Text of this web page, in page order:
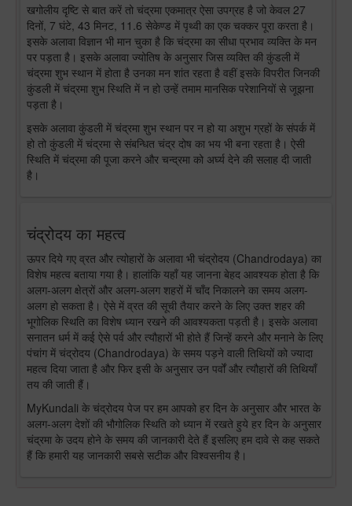
खगोलीय दृष्टि से बात करें तो चंद्रमा एकमात्र ऐसा उपग्रह है जो केवल 27
दिनों, 7 घंटे, 43 मिनट, 11.6 सेकेण्ड में पृथ्वी का एक चक्कर पूरा करता है।
इसके अलावा विज्ञान भी मान चुका है कि चंद्रमा का सीधा प्रभाव व्यक्ति के मन
पर पड़ता है। इसके अलावा ज्योतिष के अनुसार जिस व्यक्ति की कुंडली में
चंद्रमा शुभ स्थान में होता है उनका मन शांत रहता है वहीं इसके विपरीत जिनकी
कुंडली में चंद्रमा शुभ स्थिति में न हो उन्हें तमाम मानसिक परेशानियों से जूझना
पड़ता है।
इसके अलावा कुंडली में चंद्रमा शुभ स्थान पर न हो या अशुभ ग्रहों के संपर्क में
हो तो कुंडली में चंद्रमा से संबन्धित चंद्र दोष का भय भी बना रहता है। ऐसी
स्थिति में चंद्रमा की पूजा करने और चन्द्रमा को अर्घ्य देने की सलाह दी जाती
है।
चंद्रोदय का महत्व
ऊपर दिये गए व्रत और त्योहारों के अलावा भी चंद्रोदय (Chandrodaya) का
विशेष महत्व बताया गया है। हालांकि यहाँ यह जानना बेहद आवश्यक होता है कि
अलग-अलग क्षेत्रों और अलग-अलग शहरों में चाँद निकालने का समय अलग-
अलग हो सकता है। ऐसे में व्रत की सूची तैयार करने के लिए उक्त शहर की
भूगोलिक स्थिति का विशेष ध्यान रखने की आवश्यकता पड़ती है। इसके अलावा
सनातन धर्म में कई ऐसे पर्व और त्यौहारों भी होते हैं जिन्हें करने और मनाने के लिए
पंचांग में चंद्रोदय (Chandrodaya) के समय पड़ने वाली तिथियों को ज्यादा
महत्व दिया जाता है और फिर इसी के अनुसार उन पर्वों और त्यौहारों की तिथियाँ
तय की जाती हैं।
MyKundali के चंद्रोदय पेज पर हम आपको हर दिन के अनुसार और भारत के
अलग-अलग देशों की भौगोलिक स्थिति को ध्यान में रखते हुये हर दिन के अनुसार
चंद्रमा के उदय होने के समय की जानकारी देते हैं इसलिए हम दावे से कह सकते
हैं कि हमारी यह जानकारी सबसे सटीक और विश्वसनीय है।